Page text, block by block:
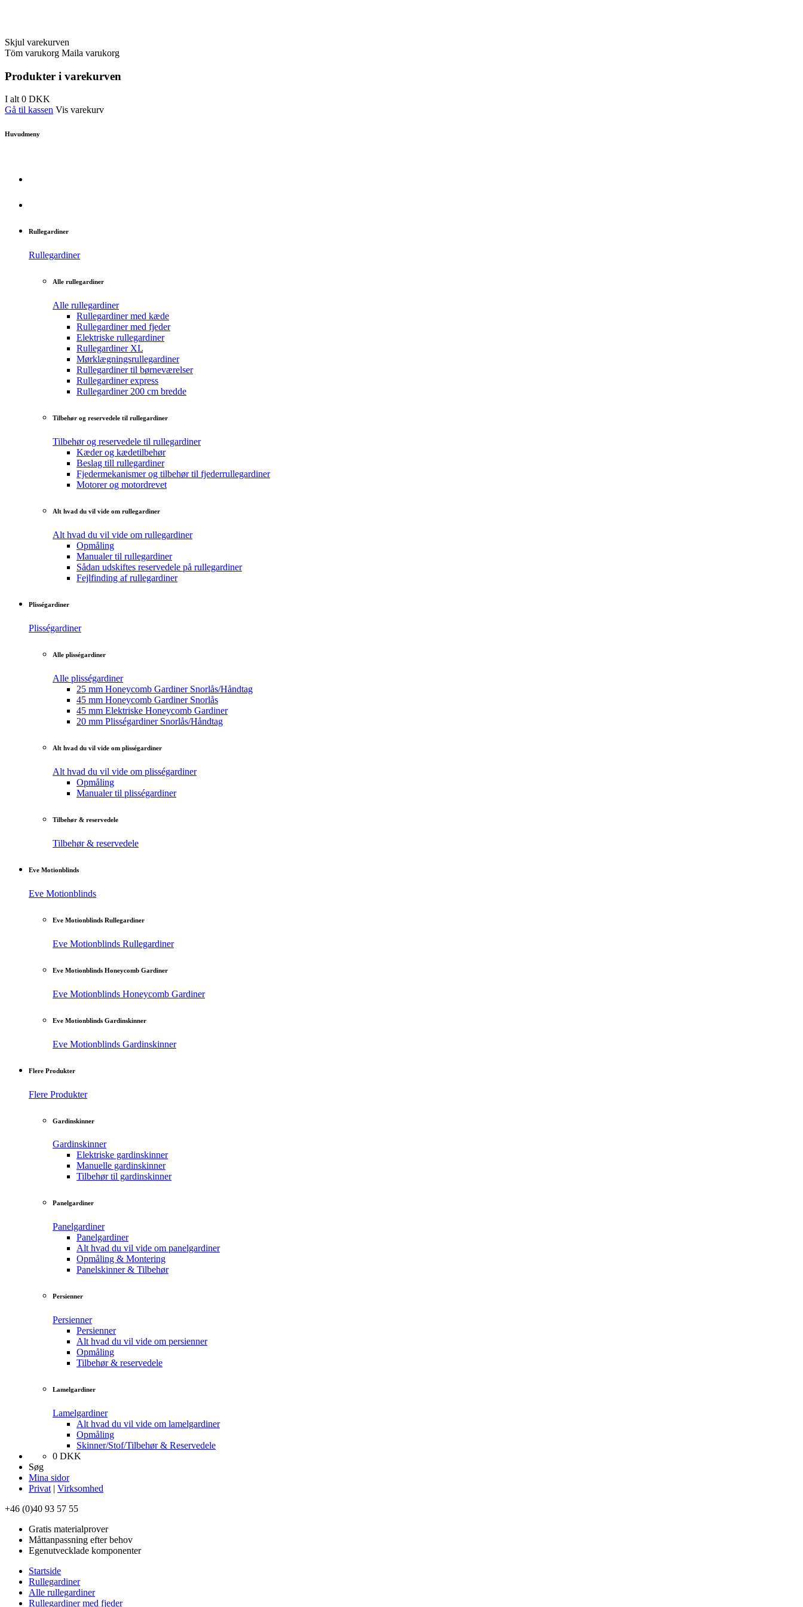
Skjul varekurven
Töm varukorg Maila varukorg
Produkter i varekurven
I alt0 DKK
Gå til kassen Vis varekurv
Huvudmeny
Rullegardiner
Rullegardiner
Alle rullegardiner
Alle rullegardiner
Rullegardiner med kæde
Rullegardiner med fjeder
Elektriske rullegardiner
Rullegardiner XL
Mørklægningsrullegardiner
Rullegardiner til børneværelser
Rullegardiner express
Rullegardiner 200 cm bredde
Tilbehør og reservedele til rullegardiner
Tilbehør og reservedele til rullegardiner
Kæder og kædetilbehør
Beslag till rullegardiner
Fjedermekanismer og tilbehør til fjederrullegardiner
Motorer og motordrevet
Alt hvad du vil vide om rullegardiner
Alt hvad du vil vide om rullegardiner
Opmåling
Manualer til rullegardiner
Sådan udskiftes reservedele på rullegardiner
Fejlfinding af rullegardiner
Plisségardiner
Plisségardiner
Alle plisségardiner
Alle plisségardiner
25 mm Honeycomb Gardiner Snorlås/Håndtag
45 mm Honeycomb Gardiner Snorlås
45 mm Elektriske Honeycomb Gardiner
20 mm Plisségardiner Snorlås/Håndtag
Alt hvad du vil vide om plisségardiner
Alt hvad du vil vide om plisségardiner
Opmåling
Manualer til plisségardiner
Tilbehør & reservedele
Tilbehør & reservedele
Eve Motionblinds
Eve Motionblinds
Eve Motionblinds Rullegardiner
Eve Motionblinds Rullegardiner
Eve Motionblinds Honeycomb Gardiner
Eve Motionblinds Honeycomb Gardiner
Eve Motionblinds Gardinskinner
Eve Motionblinds Gardinskinner
Flere Produkter
Flere Produkter
Gardinskinner
Gardinskinner
Elektriske gardinskinner
Manuelle gardinskinner
Tilbehør til gardinskinner
Panelgardiner
Panelgardiner
Panelgardiner
Alt hvad du vil vide om panelgardiner
Opmåling & Montering
Panelskinner & Tilbehør
Persienner
Persienner
Persienner
Alt hvad du vil vide om persienner
Opmåling
Tilbehør & reservedele
Lamelgardiner
Lamelgardiner
Alt hvad du vil vide om lamelgardiner
Opmåling
Skinner/Stof/Tilbehør & Reservedele
0 DKK
Søg
Mina sidor
Privat | Virksomhed
+46 (0)40 93 57 55
Gratis materialprover
Måttanpassning efter behov
Egenutvecklade komponenter
Startside
Rullegardiner
Alle rullegardiner
Rullegardiner med fjeder